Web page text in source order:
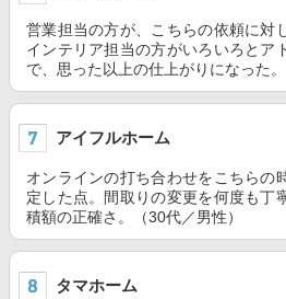
営業担当の方が、こちらの依頼に対
インテリア担当の方がいろいろとア
で、思った以上の仕上がりになった。
アイフルホーム
オンラインの打ち合わせをこちらの
定した点。間取りの変更を何度も丁
積額の正確さ。（30代／男性）
タマホーム